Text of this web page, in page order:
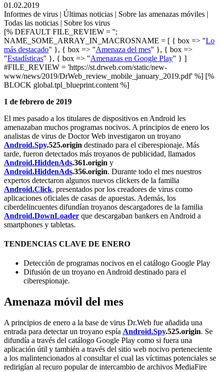
01.02.2019
Informes de virus | Últimas noticias | Sobre las amenazas móviles |
Todas las noticias | Sobre los virus
[% DEFAULT FILE_REVIEW = '';
NAME_SOME_ARRAY_IN_MACROSNAME = [ { box => "Lo
más destacado" }, { box => "Amenaza del mes" }, { box =>
"Estadísticas" }, { box => "Amenazas en Google Play" } ]
#FILE_REVIEW = 'https://st.drweb.com/static/new-
www/news/2019/DrWeb_review_mobile_january_2019.pdf' %] [%
BLOCK global.tpl_blueprint.content %]
1 de febrero de 2019
El mes pasado a los titulares de dispositivos en Android les
amenazaban muchos programas nocivos. A principios de enero los
analistas de virus de Doctor Web investigaron un troyano
Android.Spy.525.origin destinado para el ciberespionaje. Más
tarde, fueron detectados más troyanos de publicidad, llamados
Android.HiddenAds.361.origin y
Android.HiddenAds.356.origin. Durante todo el mes nuestros
expertos detectaron algunos nuevos clickers de la familia
Android.Click, presentados por los creadores de virus como
aplicaciones oficiales de casas de apuestas. Además, los
ciberdelincuentes difundían troyanos descargadores de la familia
Android.DownLoader que descargaban bankers en Android a
smartphones y tabletas.
TENDENCIAS CLAVE DE ENERO
Detección de programas nocivos en el catálogo Google Play
Difusión de un troyano en Android destinado para el
ciberespionaje.
Amenaza móvil del mes
A principios de enero a la base de virus Dr.Web fue añadida una
entrada para detectar un troyano espía Android.Spy.525.origin. Se
difundía a través del catálogo Google Play como si fuera una
aplicación útil y también a través del sitio web nocivo perteneciente
a los malintencionados al consultar el cual las víctimas potenciales se
redirigían al recuro popular de intercambio de archivos MediaFire